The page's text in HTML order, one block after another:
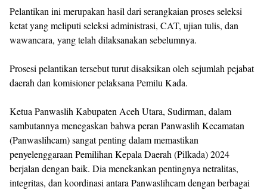
Pelantikan ini merupakan hasil dari serangkaian proses seleksi
ketat yang meliputi seleksi administrasi, CAT, ujian tulis, dan
wawancara, yang telah dilaksanakan sebelumnya.
Prosesi pelantikan tersebut turut disaksikan oleh sejumlah pejabat
daerah dan komisioner pelaksana Pemilu Kada.
Ketua Panwaslih Kabupaten Aceh Utara, Sudirman, dalam
sambutannya menegaskan bahwa peran Panwaslih Kecamatan
(Panwaslihcam) sangat penting dalam memastikan
penyelenggaraan Pemilihan Kepala Daerah (Pilkada) 2024
berjalan dengan baik. Dia menekankan pentingnya netralitas,
integritas, dan koordinasi antara Panwaslihcam dengan berbagai